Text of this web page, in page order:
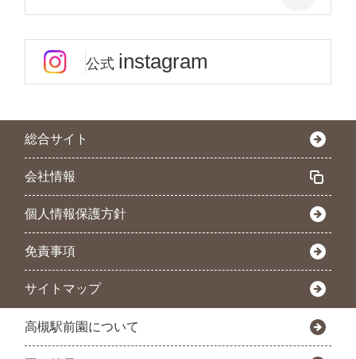
公式 instagram
総合サイト
会社情報
個人情報保護方針
免責事項
サイトマップ
高槻駅前園について